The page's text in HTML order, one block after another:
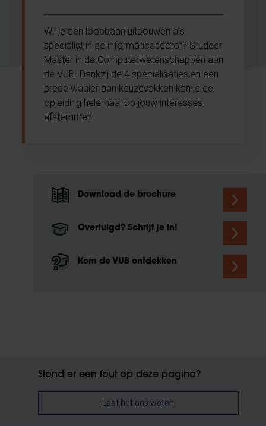
Wil je een loopbaan uitbouwen als
specialist in de informaticasector? Studeer
Master in de Computerwetenschappen aan
de VUB. Dankzij de 4 specialisaties en een
brede waaier aan keuzevakken kan je de
opleiding helemaal op jouw interesses
afstemmen.
Download de brochure
Overtuigd? Schrijf je in!
Kom de VUB ontdekken
Stond er een fout op deze pagina?
Laat het ons weten